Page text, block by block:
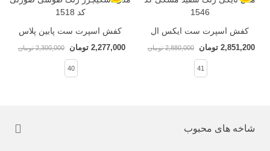
کفش اسپرت ست ایکس ال
مدل نایکی کد 15462,851,200 تومان 2,880,000 تومان
41
کفش اسپرت ست پابین پلاس
مدل اسکیچرز کد 1518
2,277,000 تومان 2,300,000 تومان
40
شاخه های محبوب